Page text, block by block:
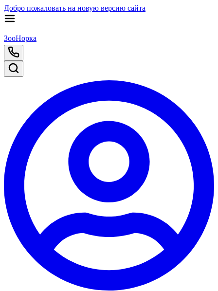
Добро пожаловать на новую версию сайта
ЗооНорка